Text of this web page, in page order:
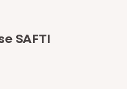
SAFTI